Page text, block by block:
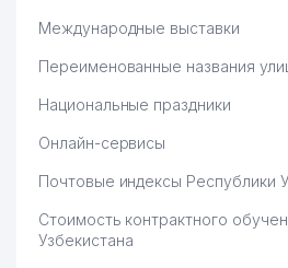
60
DISTRITECH CENTRAL ASIA
62
ГЕНОМИКИ ЧЕЛОВЕКА АН
МИНИСТЕРСТВО
Международные выставки
Переименованные названия
Национальные праздники
Онлайн-сервисы
Почтовые индексы Республики
Стоимость контрактного
Узбекистана